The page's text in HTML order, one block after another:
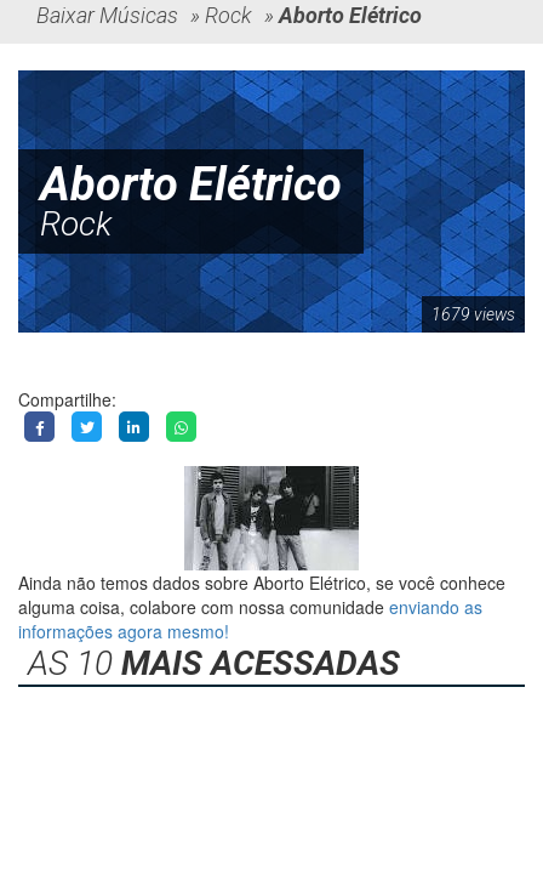
Baixar Músicas » Rock »Aborto Elétrico
Aborto Elétrico
Rock
1679 views
Compartilhe:
Ainda não temos dados sobre Aborto Elétrico, se você conhece
alguma coisa, colabore com nossa comunidade enviando as
informações agora mesmo!
AS 10 MAIS ACESSADAS